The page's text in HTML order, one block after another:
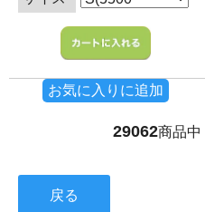
お気に入りに追加
29062商品中
戻る